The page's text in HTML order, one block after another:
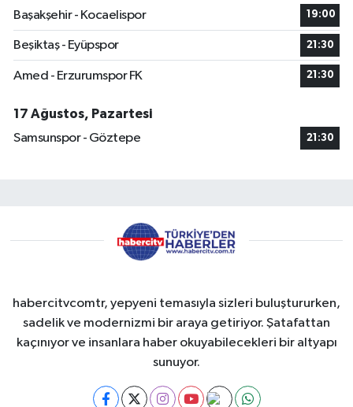
Başakşehir - Kocaelispor
19:00
Beşiktaş - Eyüpspor 21:30
Amed - Erzurumspor FK 21:30
17 Ağustos, Pazartesi
Samsunspor - Göztepe
21:30
habercitvcomtr, yepyeni temasıyla sizleri buluştururken,
sadelik ve modernizmi bir araya getiriyor. Şatafattan
kaçınıyor ve insanlara haber okuyabilecekleri bir altyapı
sunuyor.